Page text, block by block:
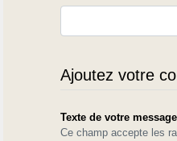
Ajoutez votre
Texte de votre message
Ce champ accepte les